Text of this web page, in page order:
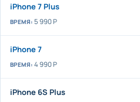
iPhone 7 Plus
5 990 Р
iPhone 7
4 990 Р
iPhone 6S Plus